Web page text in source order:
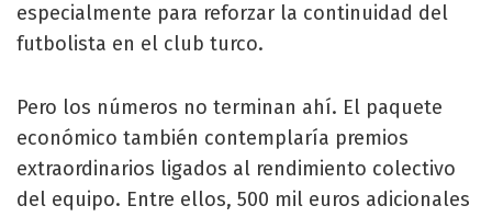
especialmente para reforzar la continuidad del
futbolista en el club turco.
Pero los números no terminan ahí. El paquete
económico también contemplaría premios
extraordinarios ligados al rendimiento colectivo
del equipo. Entre ellos, 500 mil euros adicionales